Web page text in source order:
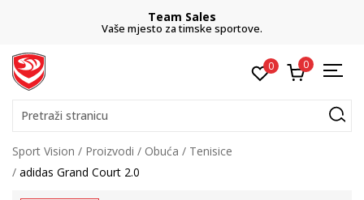
Team Sales
Vaše mjesto za timske sportove.
0 0
Pretraži stranicu
Sport Vision Proizvodi Obuća
Tenisice
adidas Grand Court 2.0